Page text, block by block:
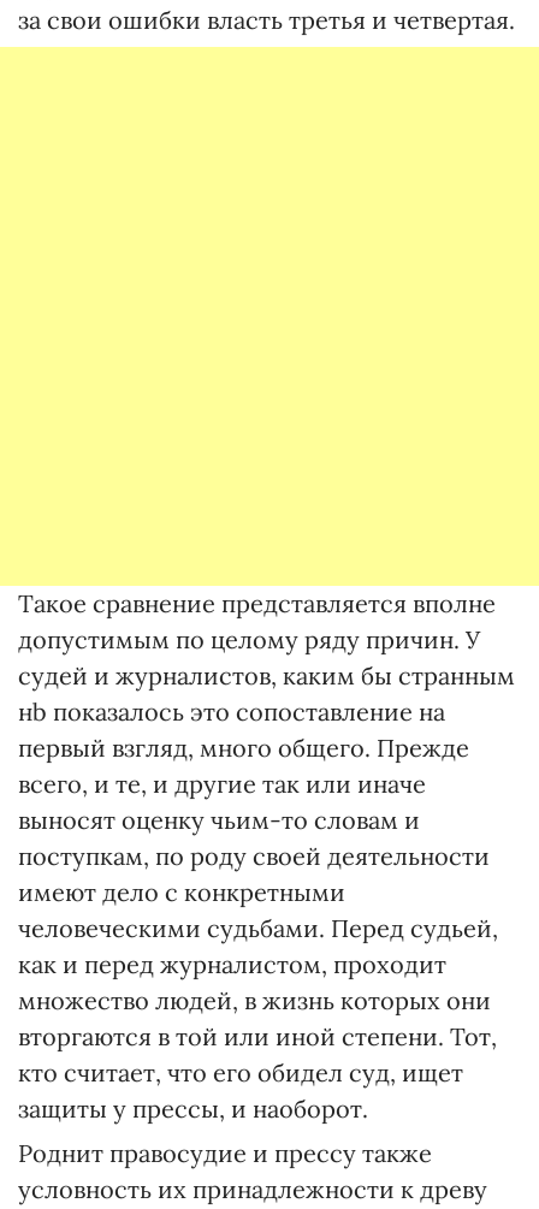
за свои ошибки власть третья и четвертая.
Такое сравнение представляется вполне
допустимым по целому ряду причин. У
судей и журналистов, каким бы странным
нb показалось это сопоставление на
первый взгляд, много общего. Прежде
всего, и те, и другие так или иначе
выносят оценку чьим-то словам и
поступкам, по роду своей деятельности
имеют дело с конкретными
человеческими судьбами. Перед судьей,
как и перед журналистом, проходит
множество людей, в жизнь которых они
вторгаются в той или иной степени. Тот,
кто считает, что его обидел суд, ищет
защиты у прессы, и наоборот.
Роднит правосудие и прессу также
условность их принадлежности к древу